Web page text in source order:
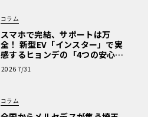
コラム
スマホで完結、サポートは万
全！ 新型EV「インスター」で実
感するヒョンデの「4つの安心」
【第1回・ヒョンデ6つの疑問：
Why? Hyundai?】〈PR〉
2026 7/31
コラム